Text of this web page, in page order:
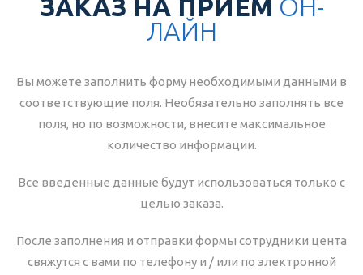
ЗАКАЗ НА ПРИЕМ ОН-
ЛАЙН
Вы можете заполнить форму необходимыми данными в
соответствующие поля. Необязательно заполнять все
поля, но по возможности, внесите максимальное
количество информации.
Все введенные данные будут использоваться только с
целью заказа.
После заполнения и отправки формы сотрудники цента
свяжутся с вами по телефону и / или по электронной